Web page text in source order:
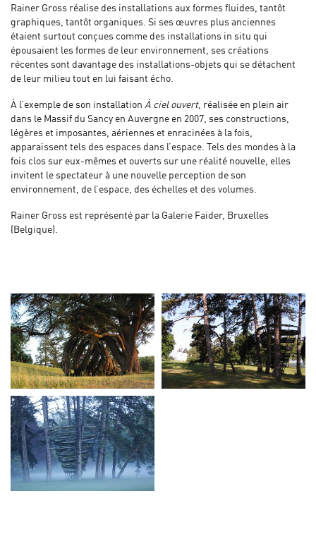
Rainer Gross réalise des installations aux formes fluides, tantôt
graphiques, tantôt organiques. Si ses œuvres plus anciennes
étaient surtout conçues comme des installations in situ qui
épousaient les formes de leur environnement, ses créations
récentes sont davantage des installations-objets qui se détachent
de leur milieu tout en lui faisant écho.
À l’exemple de son installation À ciel ouvert, réalisée en plein air
dans le Massif du Sancy en Auvergne en 2007, ses constructions,
légères et imposantes, aériennes et enracinées à la fois,
apparaissent tels des espaces dans l’espace. Tels des mondes à la
fois clos sur eux-mêmes et ouverts sur une réalité nouvelle, elles
invitent le spectateur à une nouvelle perception de son
environnement, de l’espace, des échelles et des volumes.
Rainer Gross est représenté par la Galerie Faider, Bruxelles
(Belgique).